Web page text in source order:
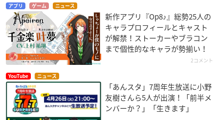
アプリ ゲーム ニュース
新作アプリ『Op8♪』総勢25人の
キャラプロフィールとキャスト
が解禁！ストーカーやブラコン
まで個性的なキャラが勢揃い！
2コメント
YouTube ニュース
「あんスタ」7周年生放送に小野
友樹さんら5人が出演！「前半メ
ンバーか？」「生きます」